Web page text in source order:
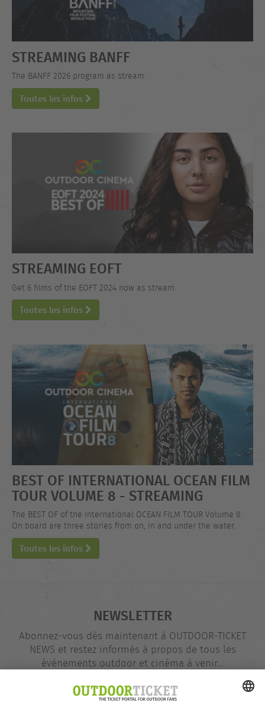
STREAMING BANFF
The BANFF 2026 program as stream.
Toutes les infos
STREAMING EOFT
Get 6 films of the EOFT 2024 now as stream.
Toutes les infos
BEST OF INTERNATIONAL OCEAN FILM
TOUR VOLUME 8 - STREAMING
The BEST OF of the International OCEAN FILM TOUR Volume 8.
On board are three stories from on, in and under the water.
Toutes les infos
NEWSLETTER
Abonnez-vous dès maintenant à OUTDOOR-TICKET
NEWS et restez informés à propos de tous les
événements outdoor et cinéma à venir…
Adresse
e-